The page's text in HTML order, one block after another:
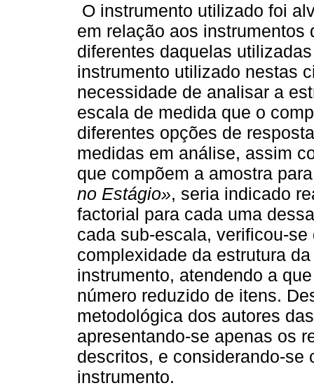
O instrumento utilizado foi
em relação aos
diferentes daquelas
instrumento utilizado nestas
necessidade de analisar a
escala de medida que o
diferentes opções de
medidas em análise, assim
que compõem a amostra
no Estágio», seria indicado
factorial para cada uma
cada sub-escala, verificou-
complexidade da estrutura
instrumento, atendendo a
número reduzido de itens.
metodológica dos autores
apresentando-se apenas os
descritos, e considerando-se
instrumento.